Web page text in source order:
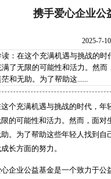
携手爱心企业公
2025-7-
在这个充满机遇与挑战的时
满了无限的可能性和活力。然
和无助。为了帮助这......
个充满机遇与挑战的时代，年
的可能性和活力。然而，面
。为了帮助这些年轻人找到
长方面的努力。
企业公益基金是一个致力于公